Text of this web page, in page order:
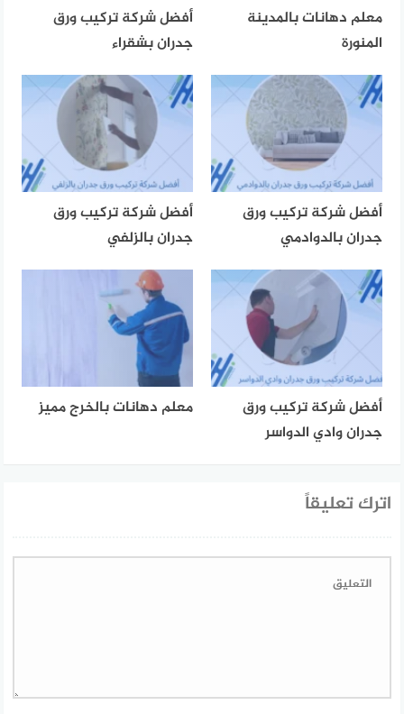
معلم دهانات بالمدينة
المنورة
أفضل شركة تركيب ورق
جدران بشقراء
أفضل شركة تركيب ورق
جدران بالدوادمي
أفضل شركة تركيب ورق
جدران بالزلفي
أفضل شركة تركيب ورق
جدران وادي الدواسر
معلم دهانات بالخرج مميز
اترك تعليقاً